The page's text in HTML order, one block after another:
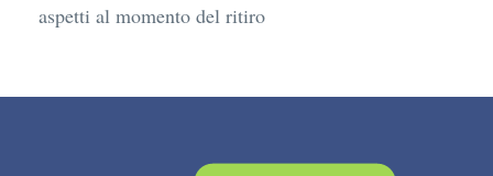
aspetti al momento del ritiro